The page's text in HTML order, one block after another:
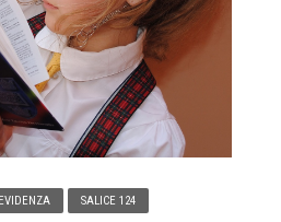
SALICE 124